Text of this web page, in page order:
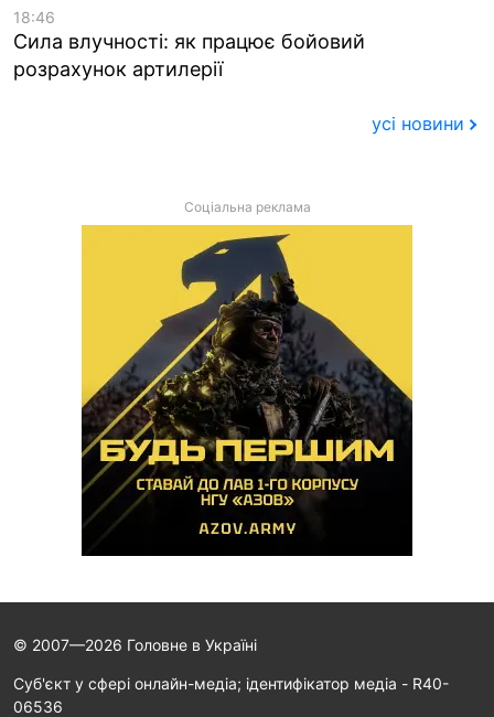
18:46
Сила влучності: як працює бойовий
розрахунок артилерії
усі новини
Соціальна реклама
© 2007—2026 Головне в Україні
Cуб'єкт у сфері онлайн-медіа; ідентифікатор медіа - R40-
06536